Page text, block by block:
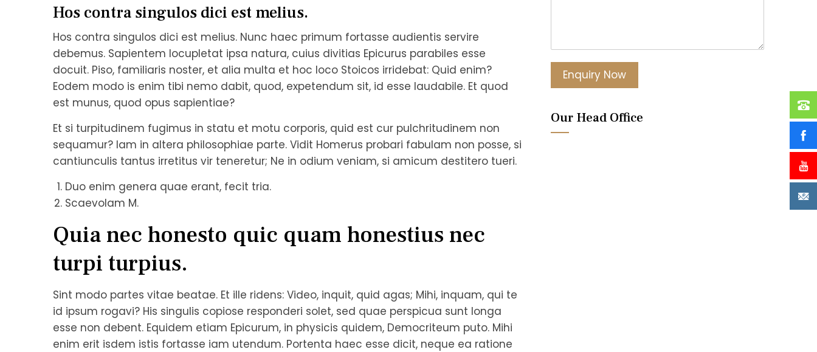
Hos contra singulos dici est melius.
Hos contra singulos dici est melius. Nunc haec primum fortasse audientis servire
debemus. Sapientem locupletat ipsa natura, cuius divitias Epicurus parabiles esse
docuit. Piso, familiaris noster, et alia multa et hoc loco Stoicos irridebat: Quid enim?
Eodem modo is enim tibi nemo dabit, quod, expetendum sit, id esse laudabile. Et quod
est munus, quod opus sapientiae?
Et si turpitudinem fugimus in statu et motu corporis, quid est cur pulchritudinem non
sequamur? Iam in altera philosophiae parte. Vidit Homerus probari fabulam non posse, si
cantiunculis tantus irretitus vir teneretur; Ne in odium veniam, si amicum destitero tueri.
Duo enim genera quae erant, fecit tria.
Scaevolam M.
Quia nec honesto quic quam honestius nec
turpi turpius.
Sint modo partes vitae beatae. Et ille ridens: Video, inquit, quid agas; Mihi, inquam, qui te
id ipsum rogavi? His singulis copiose responderi solet, sed quae perspicua sunt longa
esse non debent. Equidem etiam Epicurum, in physicis quidem, Democriteum puto. Mihi
enim erit isdem istis fortasse iam utendum. Portenta haec esse dicit, neque ea ratione
Enquiry Now
Our Head Office